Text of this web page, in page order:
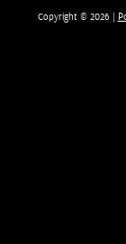
Copyright © 2026 |